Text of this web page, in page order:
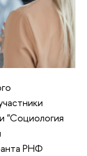
"Социология
РНФ